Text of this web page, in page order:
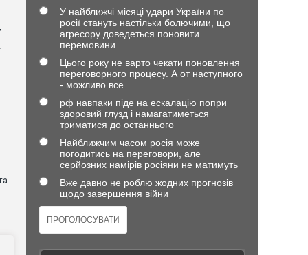
У найближчі місяці удари України по
росії стануть настільки болючими, що
агресору доведеться поновити
перемовини
Цього року не варто чекати поновлення
переговорного процесу. А от наступного
- можливо все
рф навпаки піде на ескалацію попри
здоровий глузд і намагатиметься
триматися до останнього
Найближчим часом росія може
погодитись на переговори, але
серйозних намірів росіяни не матимуть
Вже давно не роблю жодних прогнозів
щодо завершення війни